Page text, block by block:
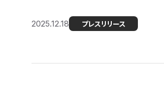
2025.12.18 プレスリリース